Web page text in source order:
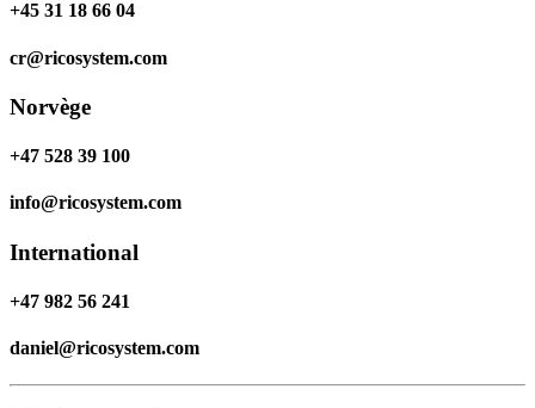
+45 31 18 66 04
cr@ricosystem.com
Norvège
+47 528 39 100
info@ricosystem.com
International
+47 982 56 241
daniel@ricosystem.com